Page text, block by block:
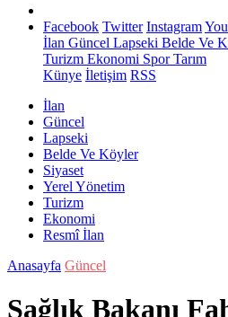
Facebook Twitter Instagram
İlan Güncel Lapseki Belde Ve
Turizm Ekonomi SporTarım
Künye İletişim RSS
İlan
Güncel
Lapseki
Belde Ve Köyler
Siyaset
Yerel Yönetim
Turizm
Ekonomi
Resmî İlan
Anasayfa Güncel
Sağlık Bakanı